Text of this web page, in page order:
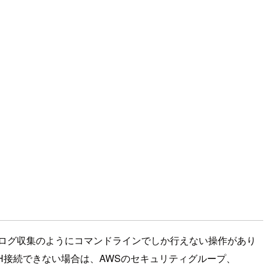
収集のようにコマンドラインでしか行えない操作があり
続できない場合は、AWSのセキュリティグループ、